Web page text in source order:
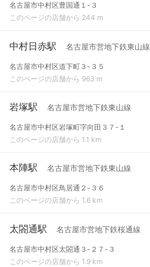
名古屋市中村区豊国通１-３
このページの店舗から 244 m
中村日赤駅 名古屋市営地下鉄東山線
名古屋市中村区道下町３-３５
このページの店舗から 963 m
岩塚駅 名古屋市営地下鉄東山線
名古屋市中村区岩塚町字向田３７-１
このページの店舗から 1.1 km
本陣駅 名古屋市営地下鉄東山線
名古屋市中村区鳥居通２-３６
このページの店舗から 1.6 km
太閤通駅 名古屋市営地下鉄桜通線
名古屋市中村区太閤通３-２７-３
このページの店舗から 1.9 km